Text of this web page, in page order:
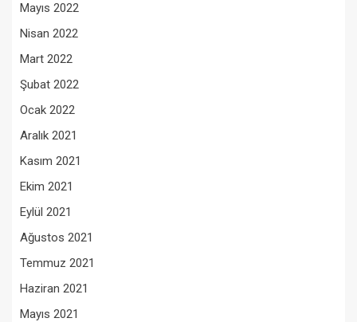
Mayıs 2022
Nisan 2022
Mart 2022
Şubat 2022
Ocak 2022
Aralık 2021
Kasım 2021
Ekim 2021
Eylül 2021
Ağustos 2021
Temmuz 2021
Haziran 2021
Mayıs 2021